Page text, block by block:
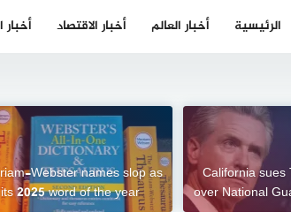
الرئيسية أخبار العالم أخبار الاقتصاد
California sues
over National
Webster names slop as
its 2025 word of the year